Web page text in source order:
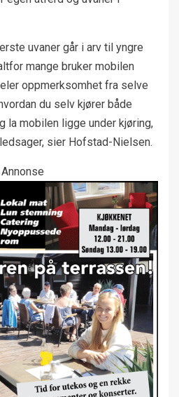
uvaner går i arv til yngre
mange bruker mobilen
oppmerksomhet fra selve
du selv kjører både
la mobilen ligge under kjøring,
sier Hofstad-Nielsen.
Annonse